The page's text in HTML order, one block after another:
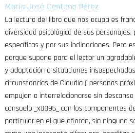
María José Centeno Pérez
La lectura del libro que nos ocupa es
diversidad psicológica de sus
específicas y por sus inclinaciones. Pero
porque supone para el lector un
y adaptación a situaciones
circunstancias de Claudia ( personas
empujan a interrelacionarse sin descanso
consuelo _x0096_ con los componentes
particular en el que afloran, sin ninguna